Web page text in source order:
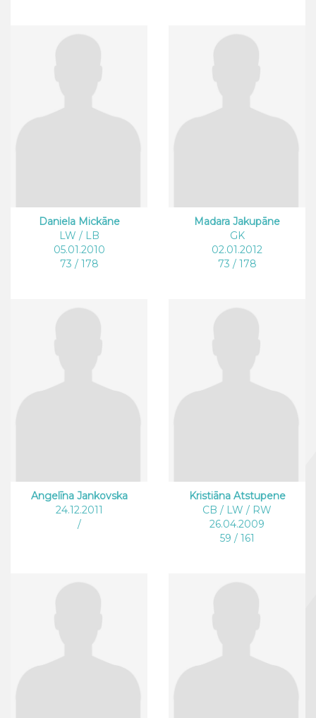
Daniela Mickāne
LW / LB
05.01.2010
73 / 178
Madara Jakupāne
GK
02.01.2012
73 / 178
Angelīna Jankovska
24.12.2011
/
Kristiāna Atstupene
CB / LW / RW
26.04.2009
59 / 161